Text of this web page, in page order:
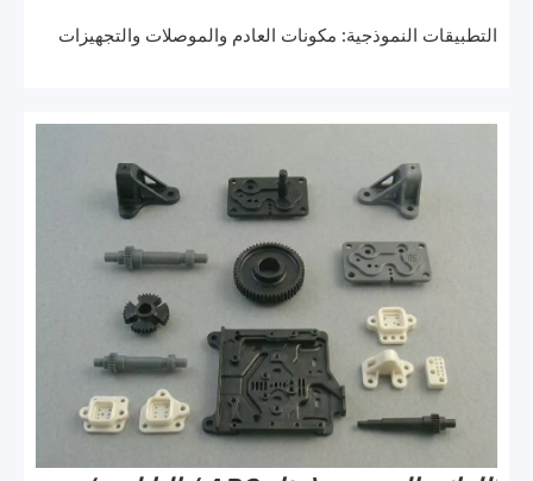
التطبيقات النموذجية: مكونات العادم والموصلات والتجهيزات